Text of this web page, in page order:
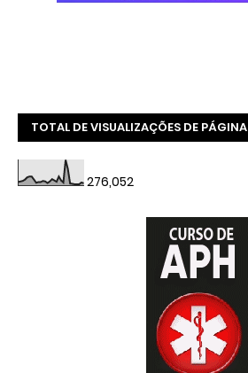
TOTAL DE VISUALIZAÇÕES DE PÁGINA
276,052